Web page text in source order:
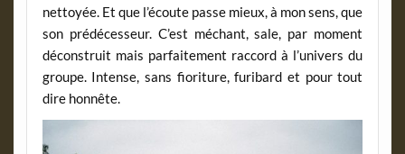
nettoyée. Et que l’écoute passe mieux, à mon sens, que
son prédécesseur. C’est méchant, sale, par moment
déconstruit mais parfaitement raccord à l’univers du
groupe. Intense, sans fioriture, furibard et pour tout
dire honnête.